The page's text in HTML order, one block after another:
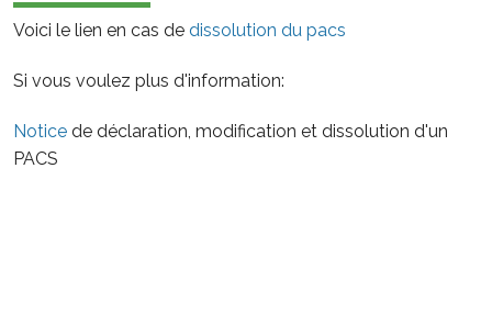
Voici le lien en cas de dissolution du pacs
Si vous voulez plus d'information:
Notice de déclaration, modification et dissolution d'un
PACS